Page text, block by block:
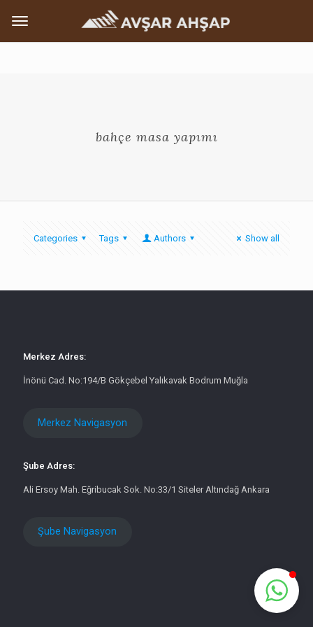
bahçe masa yapımı
Categories Tags Authors Show all
Merkez Adres:
İnönü Cad. No:194/B Gökçebel Yalıkavak Bodrum Muğla
Merkez Navigasyon
Şube Adres:
Ali Ersoy Mah. Eğribucak Sok. No:33/1 Siteler Altındağ Ankara
Şube Navigasyon